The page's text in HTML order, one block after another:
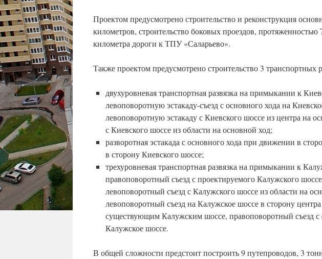
Проектом предусмотрено строительство и реконструкция
километров, строительство боковых проездов, протяженностью
километра дороги к ТПУ «Саларьево».
Также проектом предусмотрено строительство 3 транспортных
двухуровневая транспортная развязка на примыкании к
левоповоротную эстакаду-съезд с основного хода на
левоповоротную эстакаду с Киевского шоссе из центра на
с Киевского шоссе из области на основной ход;
разворотная эстакада с основного хода при движении в
в сторону Киевского шоссе;
трехуровневая транспортная развязка на примыкании к
правоповоротный съезд с проектируемого Калужского
левоповоротный съезд с Калужского шоссе из области на
левоповоротный съезд на Калужское шоссе в сторону
существующим Калужским шоссе, правоповоротный съезд с
Калужское шоссе.
В общей сложности предстоит построить 9 путепроводов, 3